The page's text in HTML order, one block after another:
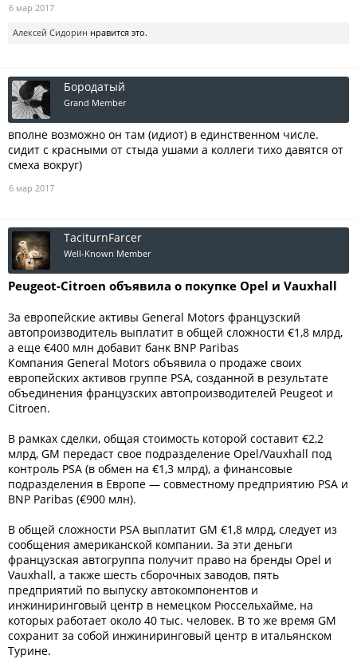
6 мар 2017
Алексей Сидорин нравится это.
Бородатый
Grand Member
вполне возможно он там (идиот) в единственном числе.
сидит с красными от стыда ушами а коллеги тихо давятся от
смеха вокруг)
6 мар 2017
TaciturnFarcer
Well-Known Member
Peugeot-Citroen объявила о покупке Opel и Vauxhall
За европейские активы General Motors французский
автопроизводитель выплатит в общей сложности €1,8 млрд,
а еще €400 млн добавит банк BNP Paribas
Компания General Motors объявила о продаже своих
европейских активов группе PSA, созданной в результате
объединения французских автопроизводителей Peugeot и
Citroen.
В рамках сделки, общая стоимость которой составит €2,2
млрд, GM передаст свое подразделение Opel/Vauxhall под
контроль PSA (в обмен на €1,3 млрд), а финансовые
подразделения в Европе — совместному предприятию PSA и
BNP Paribas (€900 млн).
В общей сложности PSA выплатит GM €1,8 млрд, следует из
сообщения американской компании. За эти деньги
французская автогруппа получит право на бренды Opel и
Vauxhall, а также шесть сборочных заводов, пять
предприятий по выпуску автокомпонентов и
инжиниринговый центр в немецком Рюссельхайме, на
которых работает около 40 тыс. человек. В то же время GM
сохранит за собой инжиниринговый центр в итальянском
Турине.